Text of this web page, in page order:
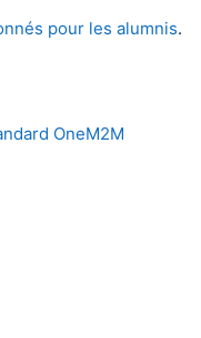
pour les alumnis.
OneM2M